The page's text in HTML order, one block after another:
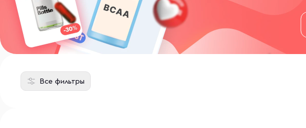
Все фильтры